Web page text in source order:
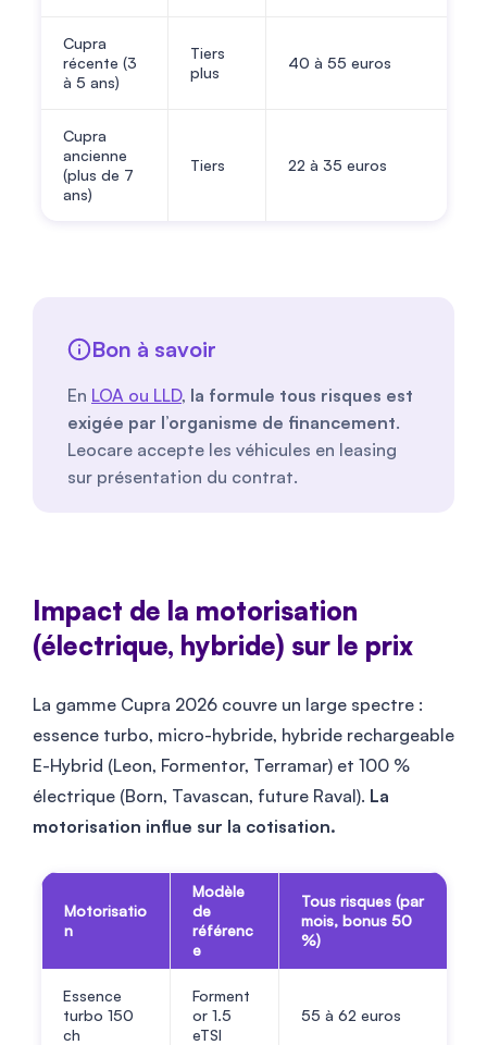
Cupra
récente (3
à 5 ans)
Tiers
plus
40 à 55 euros
Cupra
ancienne
(plus de 7
ans)
Tiers 22 à 35 euros
Bon à savoir
En LOA ou LLD, la formule tous risques est
exigée par l’organisme de financement.
Leocare accepte les véhicules en leasing
sur présentation du contrat.
Impact de la motorisation
(électrique, hybride) sur le prix
La gamme Cupra 2026 couvre un large spectre :
essence turbo, micro-hybride, hybride rechargeable
E-Hybrid (Leon, Formentor, Terramar) et 100 %
électrique (Born, Tavascan, future Raval). La
motorisation influe sur la cotisation.
Motorisatio
n
Modèle
de
référenc
e
Tous risques (par
mois, bonus 50
%)
Essence
turbo 150
ch
Forment
or 1.5
eTSI
55 à 62 euros